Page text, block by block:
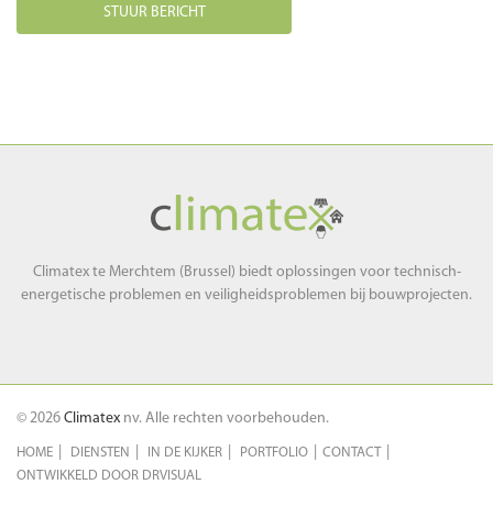
STUUR BERICHT
Climatex te Merchtem (Brussel) biedt oplossingen voor technisch-
energetische problemen en veiligheidsproblemen bij bouwprojecten.
© 2026 Climatex nv. Alle rechten voorbehouden.
HOME DIENSTEN IN DE KIJKER PORTFOLIO
CONTACT
ONTWIKKELD DOOR DRVISUAL